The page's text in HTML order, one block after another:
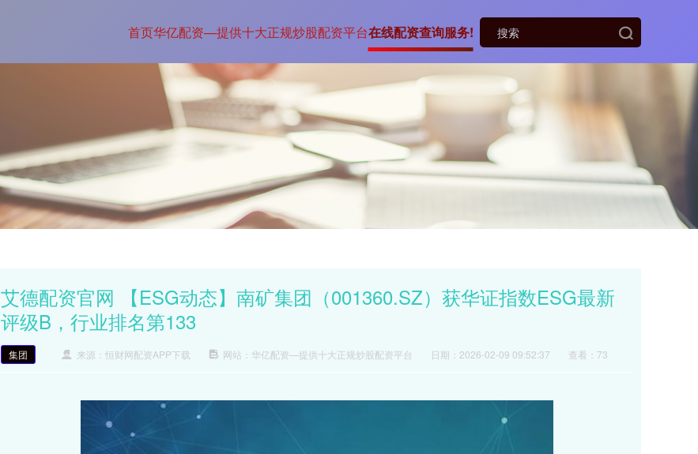
首页华亿配资—提供十大正规炒股配资平台在线配资查询服务!
艾德配资官网 【ESG动态】南矿集团（001360.SZ）获华证指数ESG最新
评级B，行业排名第133
集团 来源：恒财网配资APP下载 网站：华亿配资—提供十大正规炒股配资平台 日期：2026-02-09 09:52:37 查看：73